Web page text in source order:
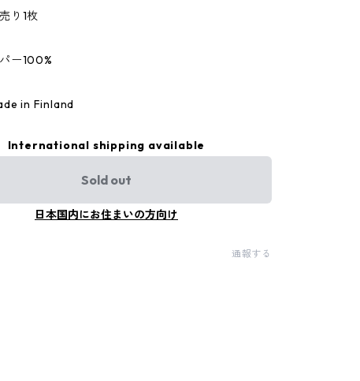
り1枚
ー100%
in Finland
International shipping available
Sold out
日本国内にお住まいの方向け
通報する